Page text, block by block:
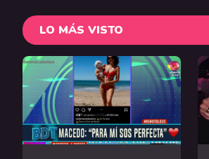
LO MÁS VISTO